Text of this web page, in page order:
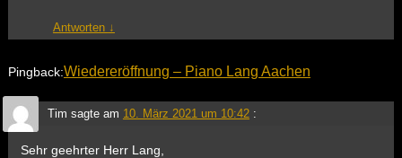
Antworten ↓
Pingback:Wiedereröffnung – Piano Lang Aachen
Tim sagte am 10. März 2021 um 10:42 :
Sehr geehrter Herr Lang,